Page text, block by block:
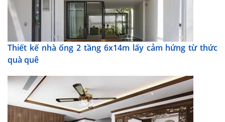
Thiết kế nhà ống 2 tầng 6x14m lấy cảm hứng từ thức
quà quê